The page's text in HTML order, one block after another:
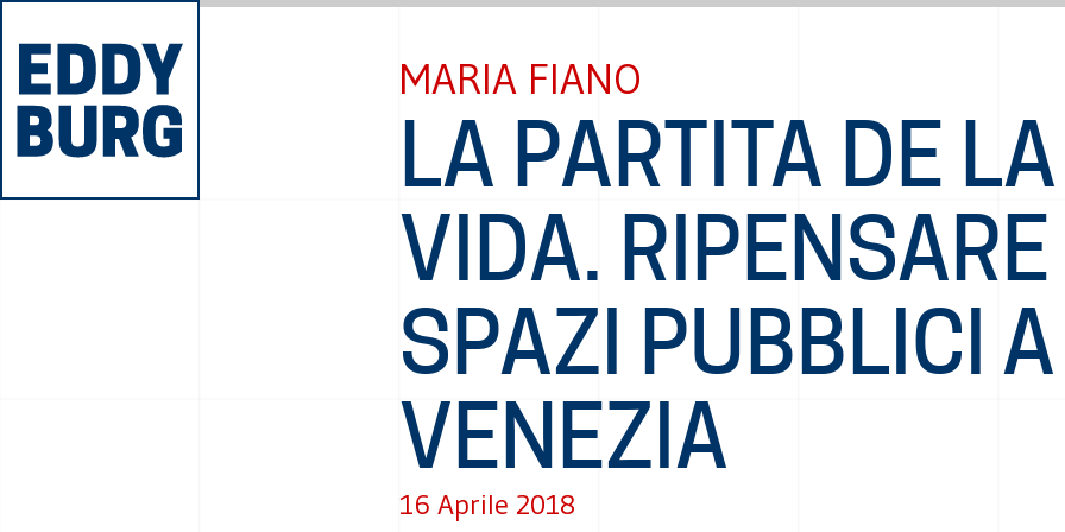
MARIA FIANO
LA PARTITA DE LA
VIDA.
SPAZI PUBBLICI A
VENEZIA
16 Aprile 2018